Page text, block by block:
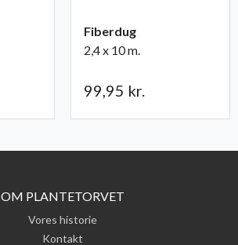
Fiberdug
2,4 x 10 m.
99,95 kr.
OM PLANTETORVET
Vores historie
Kontakt